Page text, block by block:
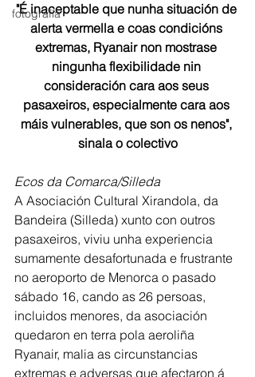
fotografía
"É inaceptable que nunha situación de
alerta vermella e coas condicións
extremas, Ryanair non mostrase
ningunha flexibilidade nin
consideración cara aos seus
pasaxeiros, especialmente cara aos
máis vulnerables, que son os nenos",
sinala o colectivo
Ecos da Comarca/Silleda
A Asociación Cultural Xirandola, da
Bandeira (Silleda) xunto con outros
pasaxeiros, viviu unha experiencia
sumamente desafortunada e frustrante
no aeroporto de Menorca o pasado
sábado 16, cando as 26 persoas,
incluidos menores, da asociación
quedaron en terra pola aeroliña
Ryanair, malia as circunstancias
extremas e adversas que afectaron á